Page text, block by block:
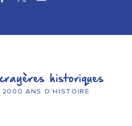
historiques
2000 ANS D’HISTOIRE